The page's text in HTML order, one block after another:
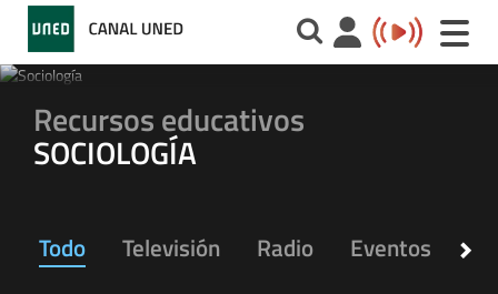
Toggle
Recursos educativos
SOCIOLOGÍA
Todo Televisión Radio Eventos